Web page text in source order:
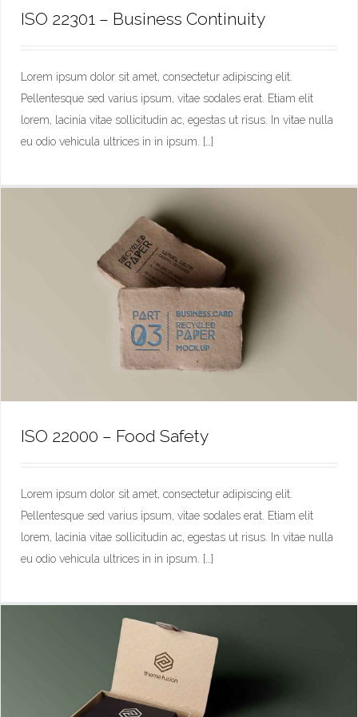
ISO 22301 – Business Continuity
ISO 22301 – Business Continuity
Lorem ipsum dolor sit amet, consectetur adipiscing elit.
Pellentesque sed varius ipsum, vitae sodales erat. Etiam elit
lorem, lacinia vitae sollicitudin ac, egestas ut risus. In vitae nulla
eu odio vehicula ultrices in in ipsum. […]
ISO 22000 – Food Safety
ISO 22000 – Food Safety
Lorem ipsum dolor sit amet, consectetur adipiscing elit.
Pellentesque sed varius ipsum, vitae sodales erat. Etiam elit
lorem, lacinia vitae sollicitudin ac, egestas ut risus. In vitae nulla
eu odio vehicula ultrices in in ipsum. […]